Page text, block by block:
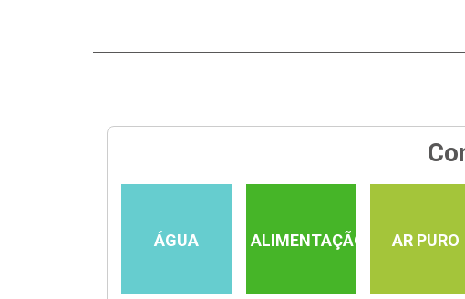
ÁGUA ALIMENTAÇÃO AR PURO